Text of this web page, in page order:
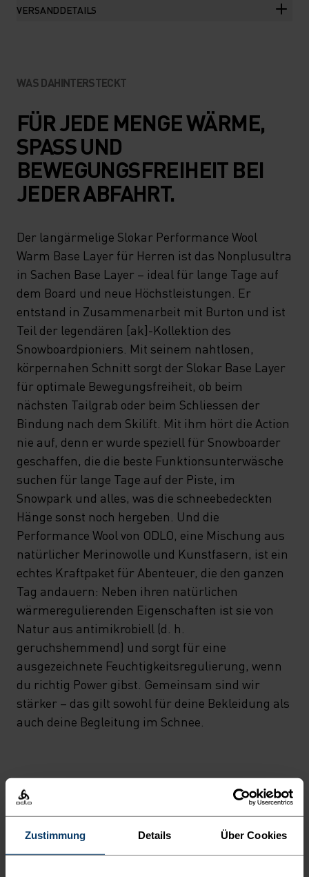
Zustimmung Details Über Cookies
VERSANDDETAILS
WAS DAHINTERSTECKT
FÜR JEDE MENGE WÄRME,
SPASS UND
BEWEGUNGSFREIHEIT BEI
JEDER ABFAHRT.
Der langärmelige Slokar Performance Wool
Warm Base Layer für Herren ist das Nonplusultra
in Sachen Base Layer – ideal für lange Tage auf
dem Board und neue Höchstleistungen. Er
entstand in Zusammenarbeit mit Burton und ist
Teil der legendären [ak]-Kollektion des
Snowboardpioniers. Mit seinem nahtlosen,
körpernahen Schnitt sorgt der Slokar Base Layer
für optimale Bewegungsfreiheit, ob beim
nächsten Tailgrab oder beim Schliessen der
Bindung nach dem Skilift. Mit ihm hört die Action
nie auf, denn er wurde speziell für Snowboarder
geschaffen, die die beste Funktionsunterwäsche
suchen für lange Tage auf der Piste, im
Snowpark und alles, was die schneebedeckten
Hänge sonst noch hergeben. Und die
Performance Wool von ODLO, eine Mischung aus
natürlicher Merinowolle und Kunstfasern, ist ein
echtes Kraftpaket für Abenteuer, die den ganzen
Tag andauern: Neben ihren natürlichen
wärmeregulierenden Eigenschaften ist sie von
Natur aus antimikrobiell (d. h.
geruchshemmend) und sorgt für eine
ausgezeichnete Feuchtigkeitsregulierung, wenn
du richtig Power gibst. Gemeinsam sind wir
stärker – das gilt sowohl für deine Bekleidung als
auch deine Begleitung im Schnee.
ULTIMATIVER KOMFORT,
GRENZENLOSE
FUNKTIONALITÄT.